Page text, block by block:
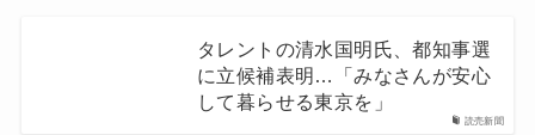
読売新聞
タレントの清水国明氏、都知事選
に立候補表明…「みなさんが安心
して暮らせる東京を」